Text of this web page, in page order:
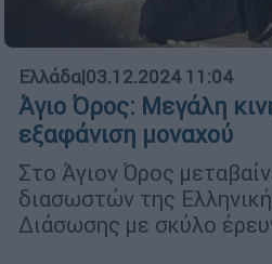
Ελλάδα|03.12.2024 11:04
Άγιο Όρος: Μεγάλη
εξαφάνιση μοναχού
Στο Άγιον Όρος
διασωστών της
Διάσωσης με σκύλο